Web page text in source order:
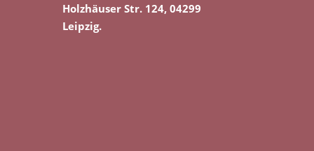
Holzhäuser Str. 124, 04299
Leipzig.